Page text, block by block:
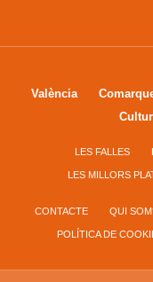
València
LES FALLES
LES MILLORS
CONTACTE QUI
POLÍTICA DE